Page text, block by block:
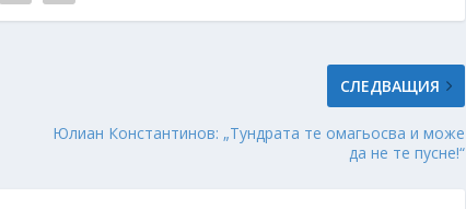
СЛЕДВАЩИЯ
Юлиан Константинов: „Тундрата те омагьосва и може
да не те пусне!“